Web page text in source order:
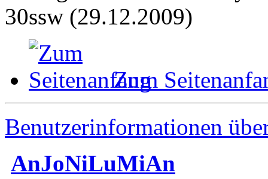
30ssw (29.12.2009)
Zum
Benutzerinformationen
AnJoNiLuMiAn